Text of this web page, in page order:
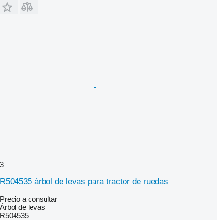
3
R504535 árbol de levas para tractor de ruedas
Precio a consultar
Árbol de levas
R504535